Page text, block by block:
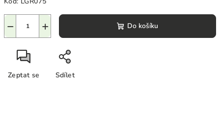
+
− Do košíku
Zeptat se Sdílet